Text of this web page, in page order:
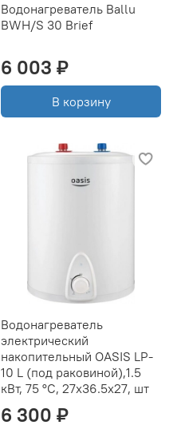
Водонагреватель Ballu
BWH/S 30 Brief
6 003 ₽
В корзину
Водонагреватель
электрический
накопительный OASIS LP-
10 L (под раковиной),1.5
кВт, 75 °C, 27x36.5х27, шт
6 300 ₽